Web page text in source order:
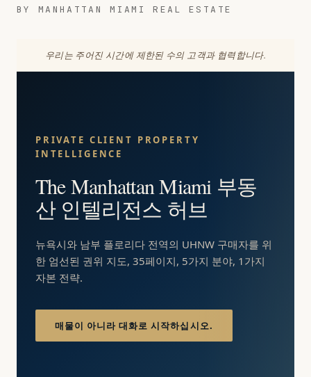
BY MANHATTAN MIAMI REAL ESTATE
우리는 주어진 시간에 제한된 수의 고객과 협력합니다.
PRIVATE CLIENT PROPERTY
INTELLIGENCE
The Manhattan Miami 부동
산 인텔리전스 허브
뉴욕시와 남부 플로리다 전역의 UHNW 구매자를 위
한 엄선된 권위 지도, 35페이지, 5가지 분야, 1가지
자본 전략.
매물이 아니라 대화로 시작하십시오.